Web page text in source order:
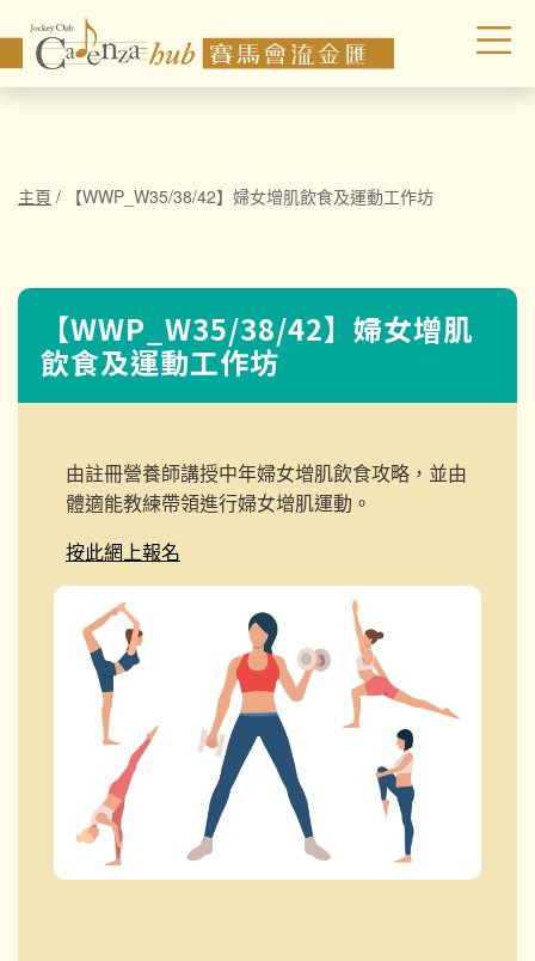
主頁 / 【WWP_W35/38/42】婦女增肌飲食及運動工作坊
【WWP_W35/38/42】婦女增肌
飲食及運動工作坊
由註冊營養師講授中年婦女增肌飲食攻略，並由
體適能教練帶領進行婦女增肌運動。
按此網上報名